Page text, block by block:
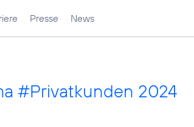
Presse News
#Privatkunden 2024